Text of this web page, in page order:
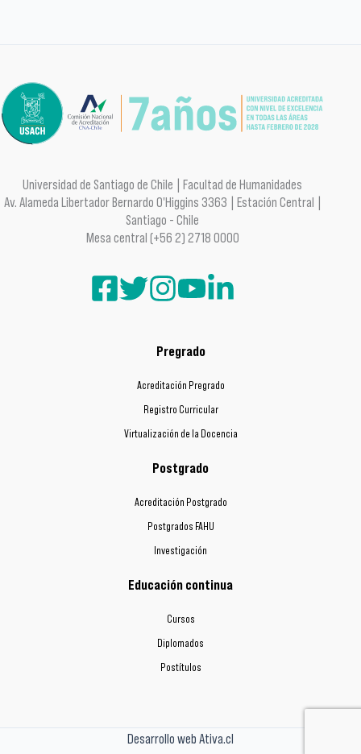
Universidad de Santiago de Chile | Facultad de Humanidades
Av. Alameda Libertador Bernardo O'Higgins 3363 | Estación Central |
Santiago - Chile
Mesa central (+56 2) 2718 0000
Pregrado
Acreditación Pregrado
Registro Curricular
Virtualización de la Docencia
Postgrado
Acreditación Postgrado
Postgrados FAHU
Investigación
Educación continua
Cursos
Diplomados
Postítulos
Desarrollo web Ativa.cl